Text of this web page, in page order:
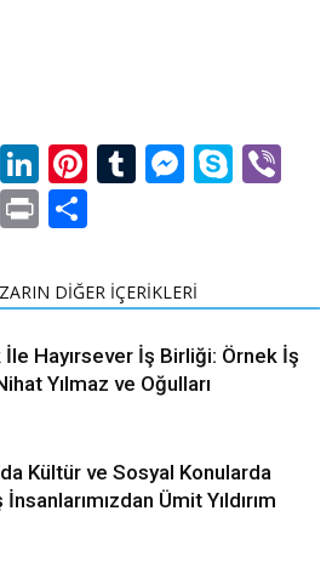
Telegram
LinkedIn
Pinterest
Tumblr
EmailPrint
DİĞER İÇERİKLERİ
İle Hayırsever İş Birliği: Örnek İş
Yılmaz ve Oğulları
Kültür ve Sosyal Konularda
Ümit Yıldırım